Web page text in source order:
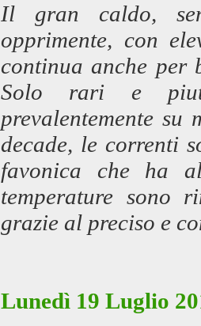
Il gran caldo,
opprimente, con
continua anche per
Solo rari e
prevalentemente
decade, le correnti
favonica che ha
temperature sono
grazie al preciso e
Lunedì 19 Luglio